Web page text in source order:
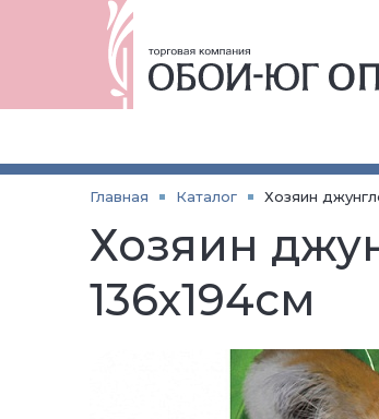
Главная Каталог Хозяин
Хозяин
136х194см